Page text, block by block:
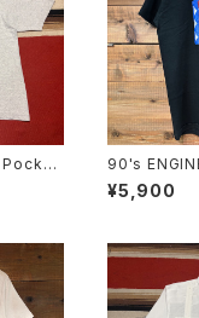
90's
E:XL
¥5,900